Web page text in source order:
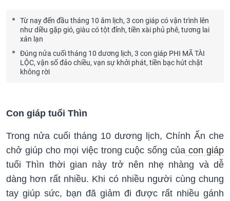
Từ nay đến đầu tháng 10 âm lịch, 3 con giáp có vận trình lên
như diều gặp gió, giàu có tột đỉnh, tiền xài phủ phê, tương lai
xán lạn
Đúng nửa cuối tháng 10 dương lịch, 3 con giáp PHI MÃ TÀI
LỘC, vận số đảo chiều, vạn sự khởi phát, tiền bạc hút chặt
không rời
Con giáp tuổi Thìn
Trong nửa cuối tháng 10 dương lịch, Chính Ấn che
chở giúp cho mọi việc trong cuộc sống của con giáp
tuổi Thìn thời gian này trở nên nhẹ nhàng và dễ
dàng hơn rất nhiều. Khi có nhiều người cùng chung
tay giúp sức, bạn đã giảm đi được rất nhiều gánh